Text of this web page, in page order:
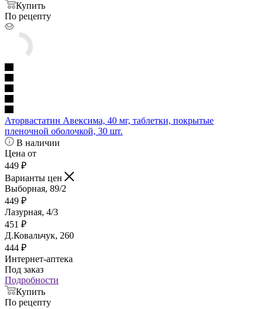
Купить
По рецепту
Аторвастатин Авексима, 40 мг, таблетки, покрытые
пленочной оболочкой, 30 шт.
В наличии
Цена от
449 ₽
Варианты цен
Выборная, 89/2
449 ₽
Лазурная, 4/3
451 ₽
Д.Ковальчук, 260
444 ₽
Интернет-аптека
Под заказ
Подробности
Купить
По рецепту